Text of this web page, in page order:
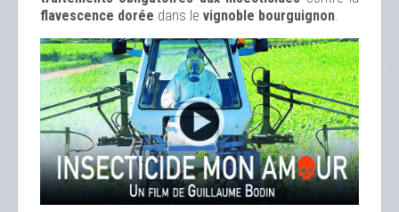
flavescence dorée dans le vignoble bourguignon.